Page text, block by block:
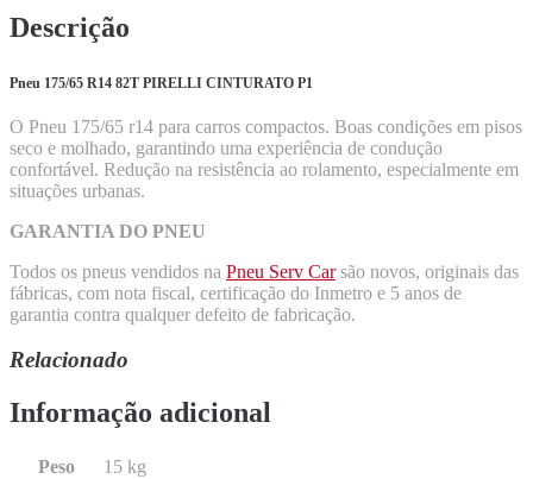
Descrição
Pneu 175/65 R14 82T PIRELLI CINTURATO P1
O Pneu 175/65 r14 para carros compactos. Boas condições em pisos
seco e molhado, garantindo uma experiência de condução
confortável. Redução na resistência ao rolamento, especialmente em
situações urbanas.
GARANTIA DO PNEU
Todos os pneus vendidos na Pneu Serv Carsão novos, originais das
fábricas, com nota fiscal, certificação do Inmetro e 5 anos de
garantia contra qualquer defeito de fabricação.
Relacionado
Informação adicional
Peso
15 kg